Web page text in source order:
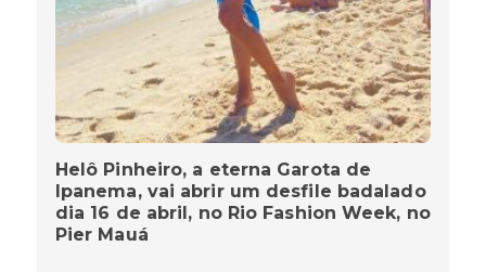
Helô Pinheiro, a eterna Garota de
Ipanema, vai abrir um desfile badalado
dia 16 de abril, no Rio Fashion Week, no
Pier Mauá